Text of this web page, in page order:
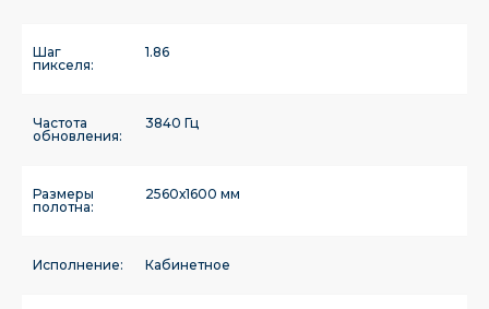
Шаг
пикселя:
1.86
Частота
обновления:
3840 Гц
Размеры
полотна:
2560х1600 мм
Исполнение: Кабинетное